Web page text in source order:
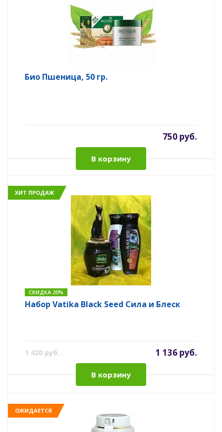
Био Пшеница, 50 гр.
750 руб.
В корзину
ХИТ ПРОДАЖ
СКИДКА 20%
Набор Vatika Black Seed Сила и Блеск
1 420 руб. 1 136 руб.
В корзину
ОЖИДАЕТСЯ